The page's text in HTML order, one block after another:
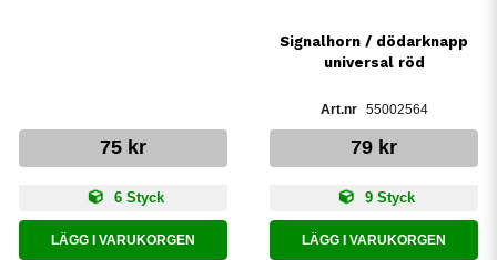
75 kr
6 Styck
LÄGG I VARUKORGEN
Signalhorn / dödarknapp
universal röd
55002564
79 kr
9 Styck
LÄGG I VARUKORGEN